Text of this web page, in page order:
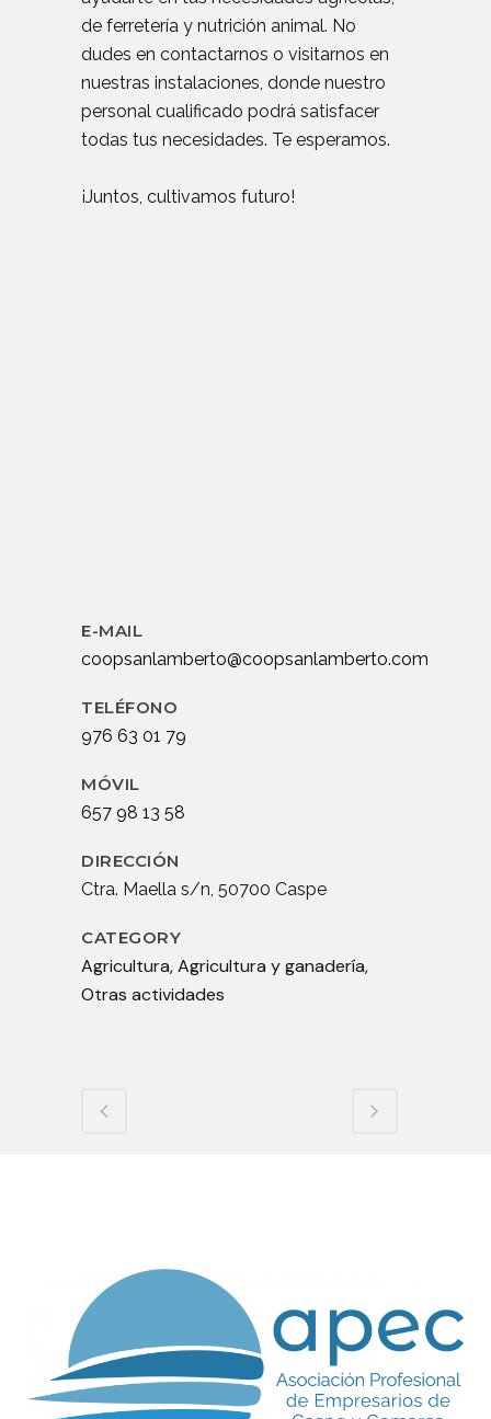
de ferretería y nutrición animal. No
dudes en contactarnos o visitarnos en
nuestras instalaciones, donde nuestro
personal cualificado podrá satisfacer
todas tus necesidades. Te esperamos.
¡Juntos, cultivamos futuro!
E-MAIL
coopsanlamberto@coopsanlamberto.com
TELÉFONO
976 63 01 79
MÓVIL
657 98 13 58
DIRECCIÓN
Ctra. Maella s/n, 50700 Caspe
CATEGORY
Agricultura, Agricultura y ganadería,
Otras actividades